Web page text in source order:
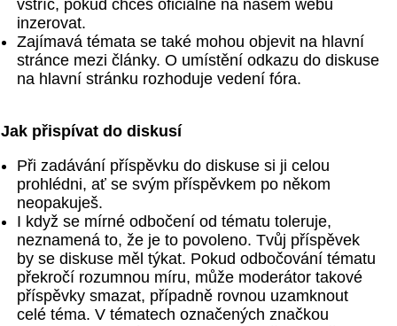
vstříc, pokud chceš oficiálně na našem webu
inzerovat.
Zajímavá témata se také mohou objevit na hlavní
stránce mezi články. O umístění odkazu do diskuse
na hlavní stránku rozhoduje vedení fóra.
Jak přispívat do diskusí
Při zadávání příspěvku do diskuse si ji celou
prohlédni, ať se svým příspěvkem po někom
neopakuješ.
I když se mírné odbočení od tématu toleruje,
neznamená to, že je to povoleno. Tvůj příspěvek
by se diskuse měl týkat. Pokud odbočování tématu
překročí rozumnou míru, může moderátor takové
příspěvky smazat, případně rovnou uzamknout
celé téma. V tématech označených značkou